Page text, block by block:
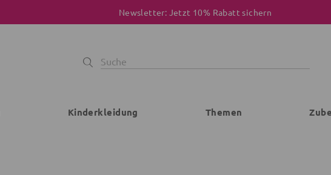
Newsletter: Jetzt 10% Rabatt sichern
Kinderkleidung Themen